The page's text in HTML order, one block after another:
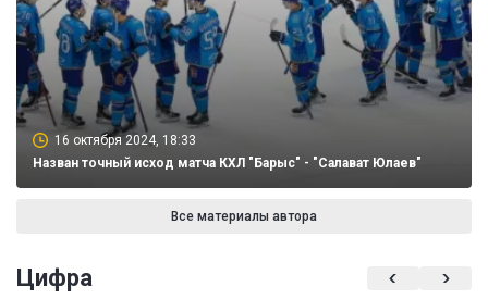
16 октября 2024, 18:33
Назван точный исход матча КХЛ "Барыс" - "Салават Юлаев"
Все материалы автора
Цифра